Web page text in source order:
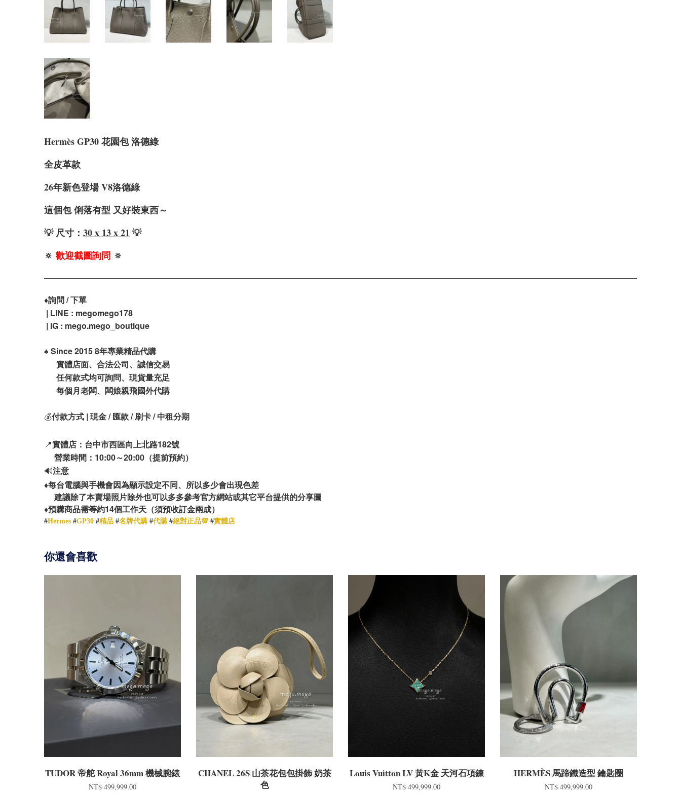
Hermès GP30 花園包 洛德綠
全皮革款
26年新色登場 V8洛德綠
這個包 俐落有型 又好裝東西～
💡 尺寸： 30 x 13 x 21 💡
🔅 歡迎截圖詢問 🔅
♦️詢問 / 下單
| LINE : megomego178
| IG : mego.mego_boutique
♠️ Since 2015 8年專業精品代購
實體店面、合法公司、誠信交易
任何款式均可詢問、現貨量充足
每個月老闆、闆娘親飛國外代購
💰付款方式 | 現金 / 匯款 / 刷卡 / 中租分期
📍實體店：台中市西區向上北路182號
營業時間：10:00～20:00（提前預約）
🔊注意
♦️每台電腦與手機會因為顯示設定不同、所以多少會出現色差
建議除了本賣場照片除外也可以多多參考官方網站或其它平台提供的分享圖
♦️預購商品需等約14個工作天（須預收訂金兩成）
#Hermes #GP30 #精品 #名牌代購 #代購 #絕對正品💯 #實體店
你還會喜歡
TUDOR 帝舵 Royal 36mm 機械腕錶
NT$ 499,999.00
CHANEL 26S 山茶花包包掛飾 奶茶
色
Louis Vuitton LV 黃K金 天河石項鍊
NT$ 499,999.00
HERMÈS 馬蹄鐵造型 鑰匙圈
NT$ 499,999.00